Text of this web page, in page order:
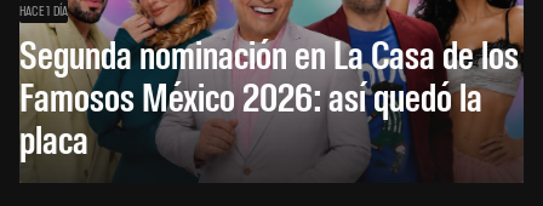
HACE 1 DÍA
Segunda nominación en La Casa de los
Famosos México 2026: así quedó la
placa